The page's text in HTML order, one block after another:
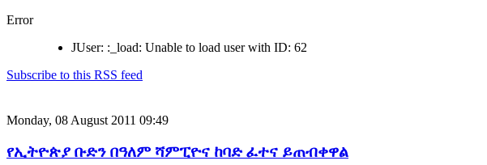
Error
JUser: :_load: Unable to load user with ID: 62
Subscribe to this RSS feed
Monday, 08 August 2011 09:49
የኢትዮጵያ ቡድን በዓለም ሻምፒዮና ከባድ ፈተና ይጠብቀዋል